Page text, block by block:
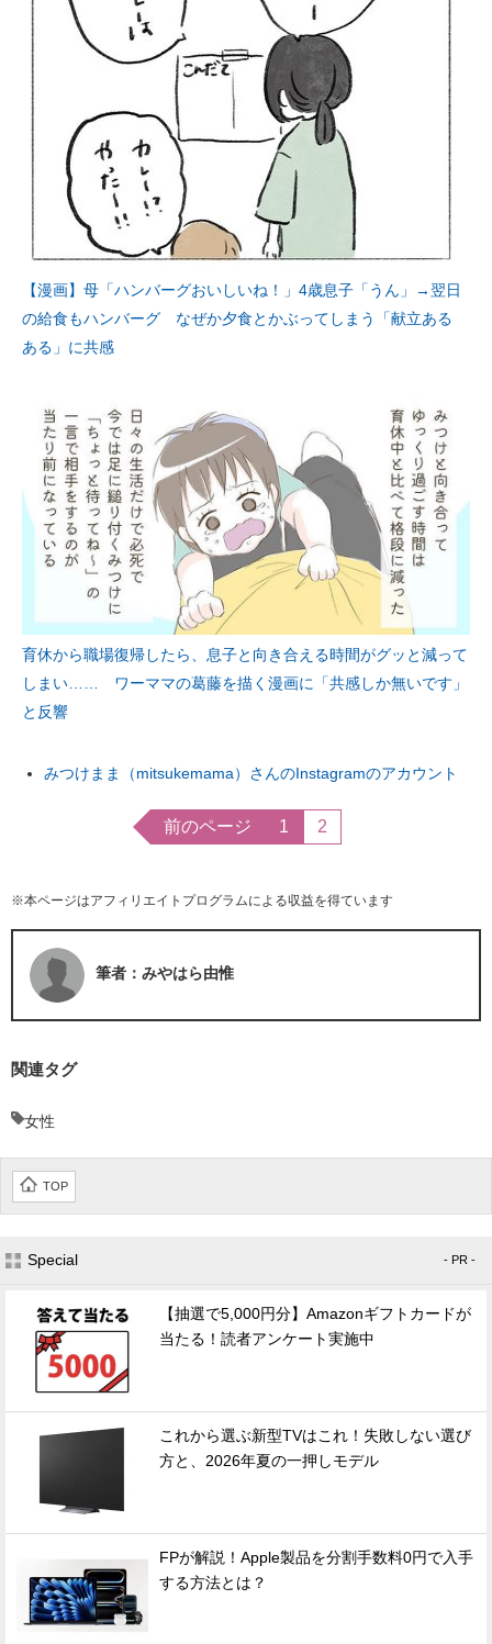
【漫画】母「ハンバーグおいしいね！」4歳息子「うん」→翌日
の給食もハンバーグ なぜか夕食とかぶってしまう「献立ある
ある」に共感
育休から職場復帰したら、息子と向き合える時間がグッと減って
しまい…… ワーママの葛藤を描く漫画に「共感しか無いです」
と反響
みつけまま（mitsukemama）さんのInstagramのアカウント
前のページ 1 2
※本ページはアフィリエイトプログラムによる収益を得ています
筆者：みやはら由惟
関連タグ
女性
TOP
Special - PR -
【抽選で5,000円分】Amazonギフトカードが
当たる！読者アンケート実施中
これから選ぶ新型TVはこれ！失敗しない選び
方と、2026年夏の一押しモデル
FPが解説！Apple製品を分割手数料0円で入手
する方法とは？